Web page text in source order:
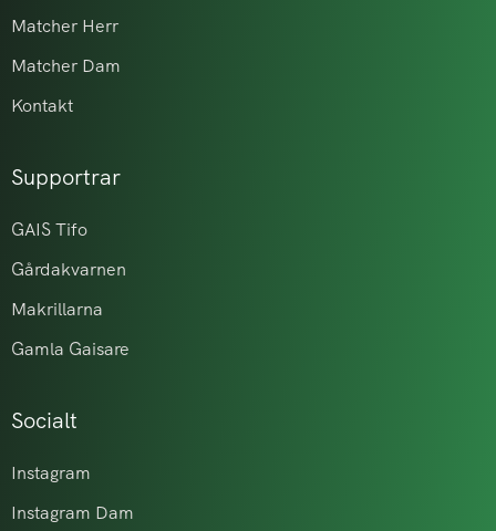
Matcher Herr
Matcher Dam
Kontakt
Supportrar
GAIS Tifo
Gårdakvarnen
Makrillarna
Gamla Gaisare
Socialt
Instagram
Instagram Dam